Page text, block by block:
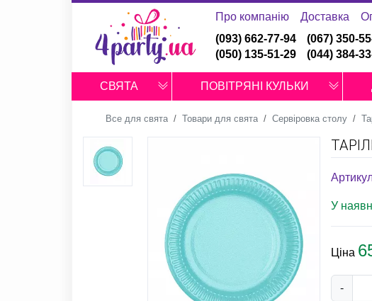
Про компанію Доставка
(093) 662-77-94
(050) 135-51-29
(067) 350-
(044) 384-
СВЯТА ПОВІТРЯНІ КУЛЬКИ
Все для свята Товари для свята Сервіровка столу
У
Ціна
-